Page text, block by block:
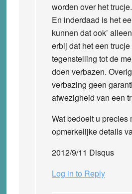
worden over het trucje.
En inderdaad is het
kunnen dat ook’
erbij dat het een trucje
tegenstelling tot de
doen verbazen.
verbazing geen
afwezigheid van een
Wat bedoelt u precies
opmerkelijke details
2012/9/11 Disqus
Log in to Reply